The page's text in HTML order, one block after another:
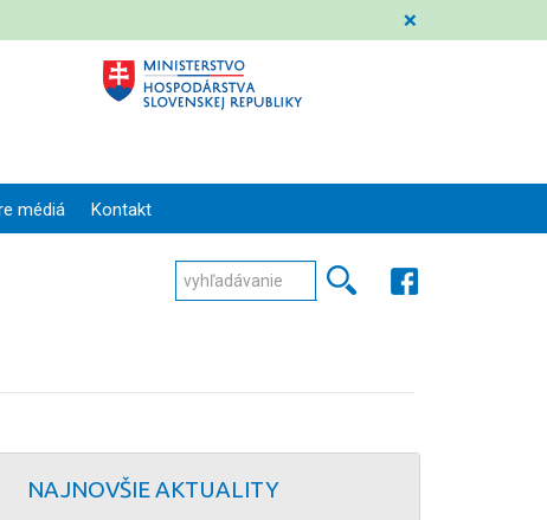
❌
médiá Kontakt
NAJNOVŠIE AKTUALITY